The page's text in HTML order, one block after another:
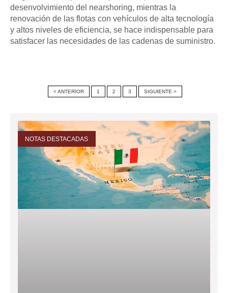
desenvolvimiento del nearshoring, mientras la
renovación de las flotas con vehículos de alta tecnología
y altos niveles de eficiencia, se hace indispensable para
satisfacer las necesidades de las cadenas de suministro.
< ANTERIOR 1 2 3 SIGUIENTE >
NOTAS DESTACADAS